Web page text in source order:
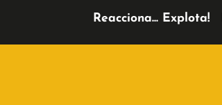
Reacciona... Explota!